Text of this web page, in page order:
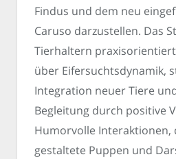
Findus und dem neu
Caruso darzustellen. Das
Tierhaltern
über Eifersuchtsdynamik,
Integration neuer Tiere
Begleitung durch positive
Humorvolle Interaktionen,
gestaltete Puppen und